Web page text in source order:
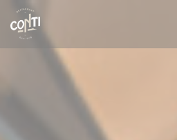
クッキー利用の管理について